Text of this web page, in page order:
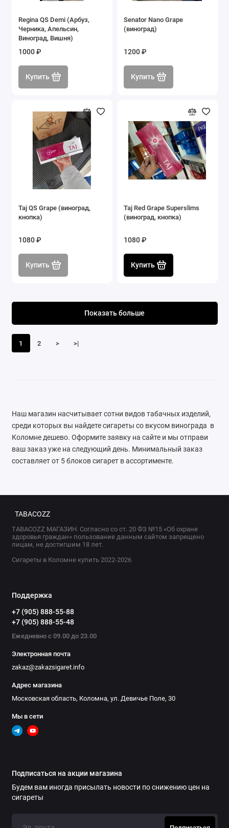
Regina QS Demi (Арбуз,
Черника, Апельсин,
Виноград, Вишня)
1000 ₽
Купить
Senator Nano Grape
(виноград)
1200 ₽
Купить
Taj QS Grape (виноград,
кнопка)
1080 ₽
Купить
Taj Red Grape Superslims
(виноград, кнопка)
1080 ₽
Купить
1 2 > >|
Показать больше
Наш магазин насчитывает сотни видов табачных изделий,
среди которых вы найдете сигареты со вкусом винограда в
Коломне дешево. Оформите заявку на сайте и мы отправи
ваш заказ уже на следующий день. Минимальный заказ
составляет от 5 блоков сигарет в ассортименте.
TABACOZZ
TABACOZZ МАГАЗИН. Согласно со ст. 20 ФЗ №15 «Об охране
здоровья граждан» пользование данным сайтом запрещено
лицам, не достигшим 18 лет.
Сигареты в Коломне купить 2022-2026
Поддержка
+7 (905) 888-55-88
+7 (905) 888-55-48
Ежедневно с 09.00 до 23.00
Электронная почта
zakaz@zakazsigaret.info
Адрес магазина
Московская область, Коломна, ул. Девичье Поле, 30
Мы в сети
Подписаться на акции магазина
Будем вам иногда присылать новости по снижению цен на
сигареты